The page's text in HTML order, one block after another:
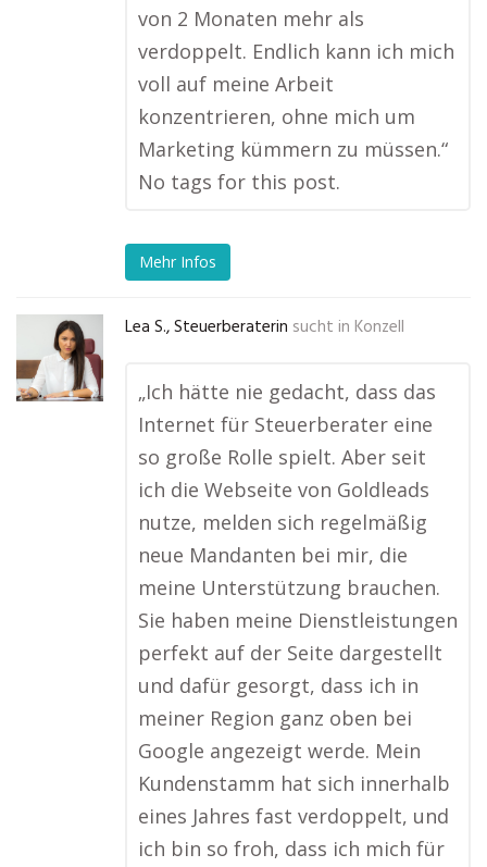
von 2 Monaten mehr als
verdoppelt. Endlich kann ich mich
voll auf meine Arbeit
konzentrieren, ohne mich um
Marketing kümmern zu müssen.“
No tags for this post.
Mehr Infos
Lea S., Steuerberaterin sucht in Konzell
„Ich hätte nie gedacht, dass das
Internet für Steuerberater eine
so große Rolle spielt. Aber seit
ich die Webseite von Goldleads
nutze, melden sich regelmäßig
neue Mandanten bei mir, die
meine Unterstützung brauchen.
Sie haben meine Dienstleistungen
perfekt auf der Seite dargestellt
und dafür gesorgt, dass ich in
meiner Region ganz oben bei
Google angezeigt werde. Mein
Kundenstamm hat sich innerhalb
eines Jahres fast verdoppelt, und
ich bin so froh, dass ich mich für